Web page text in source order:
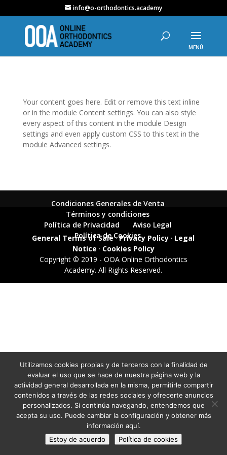
info@o-orthodontics.academy
Your content goes here. Edit or remove this text inline
or in the module Content settings. You can also style
every aspect of this content in the module Design
settings and even apply custom CSS to this text in the
module Advanced settings.
Condiciones Generales de Venta
Términos y condiciones
Política de Privacidad
Aviso Legal
Política de Cookies
General Terms of Sale·Privacy Policy · Legal
Notice · Cookies Policy
Copyright © 2019 - OOA Online Orthodontics
Academy. All Rights Reserved.
Utilizamos cookies propias y de terceros con la finalidad de
evaluar el uso que se hace de nuestra página web y la
actividad general desarrollada en la misma, permitirle compartir
contenidos a través de las redes sociales y ofrecerte anuncios
personalizados. Si continúa navegando, entendemos que
acepta su uso. Puede cambiar la configuración y obtener más
información aquí.
Estoy de acuerdo
Política de cookies